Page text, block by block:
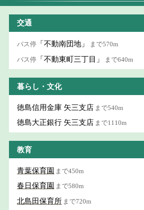
交通
バス停 「不動南団地」 まで570m
バス停 「不動東町三丁目」 まで640m
暮らし・文化
徳島信用金庫 矢三支店 まで540m
徳島大正銀行 矢三支店 まで1110m
教育
青葉保育園 まで450m
春日保育園 まで580m
北島田保育所 まで720m